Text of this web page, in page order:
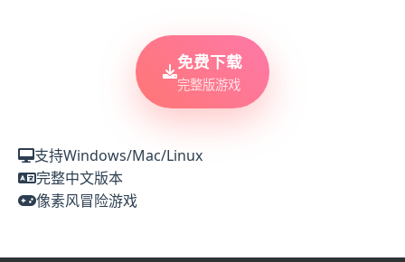
免费下载
完整版游戏
支持Windows/Mac/Linux
完整中文版本
像素风冒险游戏